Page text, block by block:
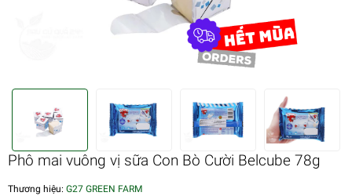
Phô mai vuông vị sữa Con Bò Cười Belcube 78g
Thương hiệu: G27 GREEN FARM